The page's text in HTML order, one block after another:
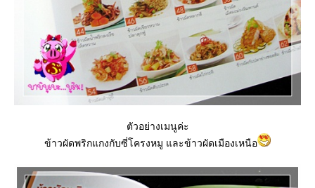
ตัวอย่างเมนูค่ะ
ข้าวผัดพริกแกงกับซี่โครงหมู และข้าวผัดเมืองเหนือ